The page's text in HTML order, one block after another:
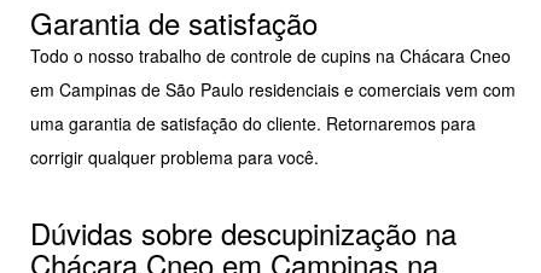
Garantia de satisfação
Todo o nosso trabalho de controle de cupins na Chácara Cneo
em Campinas de São Paulo residenciais e comerciais vem com
uma garantia de satisfação do cliente. Retornaremos para
corrigir qualquer problema para você.
Dúvidas sobre descupinização na
Chácara Cneo em Campinas na